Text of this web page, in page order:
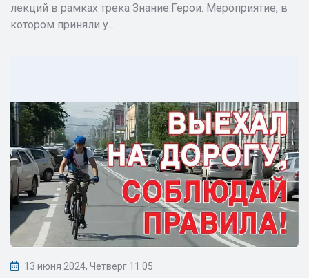
лекций в рамках трека Знание.Герои. Мероприятие, в
котором приняли у...
13 июня 2024, Четверг 11:05